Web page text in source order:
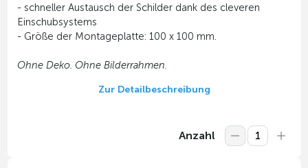
- schneller Austausch der Schilder dank des cleveren
Einschubsystems
- Größe der Montageplatte: 100 x 100 mm.
Ohne Deko. Ohne Bilderrahmen.
Zur Detailbeschreibung
Anzahl